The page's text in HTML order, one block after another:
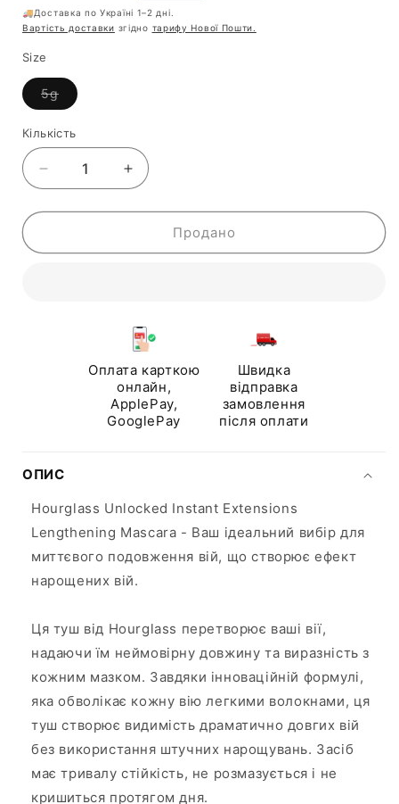
ціна
🚚Доставка по Україні 1–2 дні.
Вартість доставки згідно тарифу Нової Пошти.
Size
5gВаріант
розпроданий
відсутній
Кількість
Кількість
Зменшити
кількість
для
для
Lengthening
Збільшити
кількість
для
для
Instant
Extensions
Lengthening
Mascara
Продано
Оплата карткою
онлайн,
ApplePay,
GooglePay
Швидка
відправка
замовлення
після оплати
ОПИС
Hourglass Unlocked Instant Extensions
Lengthening Mascara - Ваш ідеальний вибір для
миттєвого подовження вій, що створює ефект
нарощених вій.
Ця туш від Hourglass перетворює ваші вії,
надаючи їм неймовірну довжину та виразність з
кожним мазком. Завдяки інноваційній формулі,
яка обволікає кожну вію легкими волокнами, ця
туш створює видимість драматично довгих вій
без використання штучних нарощувань. Засіб
має тривалу стійкість, не розмазується і не
кришиться протягом дня.